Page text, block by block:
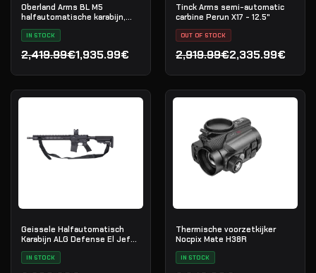
Oberland Arms BL M5
halfautomatische karabijn,
.223 Rem
IN STOCK
2,419.99€
Oorspronkelijke prijs was: 2,419.99€.
1,935.99€
Huidige prijs is: 1,935.99€.
Tinck Arms semi-automatic
carbine Perun X17 - 12.5"
OUT OF STOCK
2,919.99€
Oorspronkelijke prijs
2,335.99€
Huidige prijs is:
Geissele Halfautomatisch
Karabijn ALG Defense El Jefe
16" AR-15 5.56 NATO - Black
IN STOCK
Thermische voorzetkijker
Nocpix Mate H38R
IN STOCK